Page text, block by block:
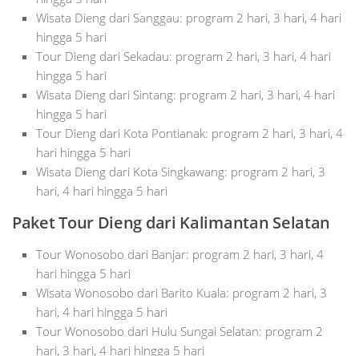
Wisata Dieng dari Sanggau: program 2 hari, 3 hari, 4 hari
hingga 5 hari
Tour Dieng dari Sekadau: program 2 hari, 3 hari, 4 hari
hingga 5 hari
Wisata Dieng dari Sintang: program 2 hari, 3 hari, 4 hari
hingga 5 hari
Tour Dieng dari Kota Pontianak: program 2 hari, 3 hari, 4
hari hingga 5 hari
Wisata Dieng dari Kota Singkawang: program 2 hari, 3
hari, 4 hari hingga 5 hari
Paket Tour Dieng dari Kalimantan Selatan
Tour Wonosobo dari Banjar: program 2 hari, 3 hari, 4
hari hingga 5 hari
Wisata Wonosobo dari Barito Kuala: program 2 hari, 3
hari, 4 hari hingga 5 hari
Tour Wonosobo dari Hulu Sungai Selatan: program 2
hari, 3 hari, 4 hari hingga 5 hari